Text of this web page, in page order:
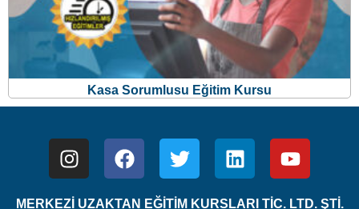
Kasa Sorumlusu Eğitim Kursu
MERKEZİ UZAKTAN EĞİTİM KURSLARI TİC. LTD. ŞTİ.